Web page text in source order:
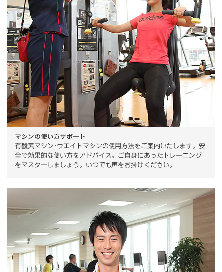
マシンの使い方サポート
有酸素マシン･ウエイトマシンの使用方法をご案内いたします。安
全で効果的な使い方をアドバイス。ご自身にあったトレーニング
をマスターしましょう。いつでも声をお掛けください。